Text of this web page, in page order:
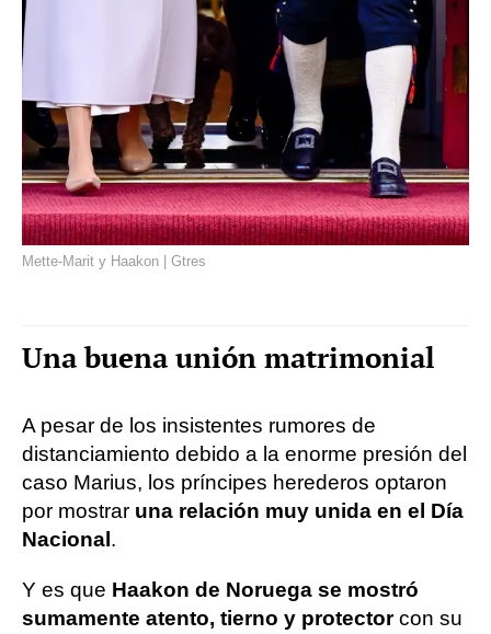
Mette-Marit y Haakon | Gtres
Una buena unión matrimonial
A pesar de los insistentes rumores de
distanciamiento debido a la enorme presión del
caso Marius, los príncipes herederos optaron
por mostrar una relación muy unida en el Día
Nacional .
Y es que Haakon de Noruega se mostró
sumamente atento, tierno y protectorcon su